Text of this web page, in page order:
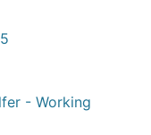
- Working